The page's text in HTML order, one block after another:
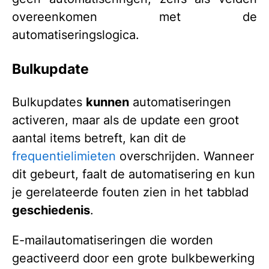
overeenkomen met de
automatiseringslogica.
Bulkupdate
Bulkupdates kunnen automatiseringen
activeren, maar als de update een groot
aantal items betreft, kan dit de
frequentielimieten overschrijden. Wanneer
dit gebeurt, faalt de automatisering en kun
je gerelateerde fouten zien in het tabblad
geschiedenis.
E-mailautomatiseringen die worden
geactiveerd door een grote bulkbewerking